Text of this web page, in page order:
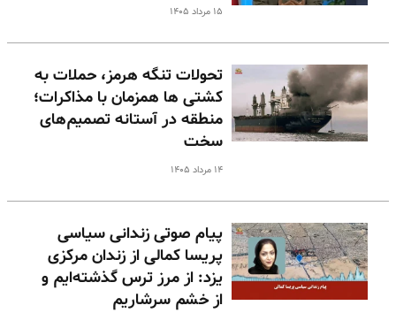
۱۵ مرداد ۱۴۰۵
تحولات تنگه هرمز، حملات به
کشتی ها همزمان با مذاکرات؛
منطقه در آستانه تصمیم‌های
سخت
۱۴ مرداد ۱۴۰۵
پیام صوتی زندانی سیاسی
پریسا کمالی از زندان مرکزی
یزد: از مرز ترس گذشته‌ایم و
از خشم سرشاریم